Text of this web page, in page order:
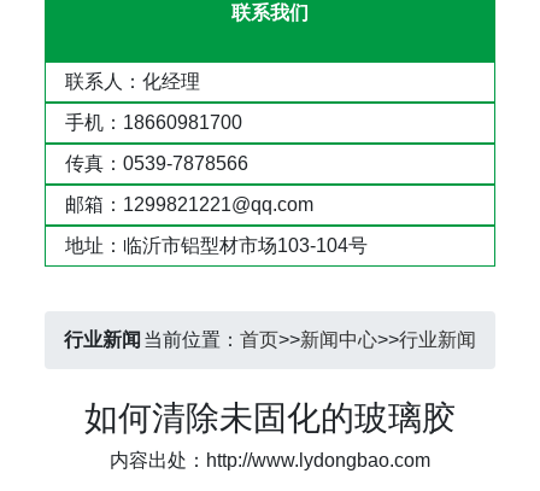
联系我们
联系人：化经理
手机：18660981700
传真：0539-7878566
邮箱：1299821221@qq.com
地址：临沂市铝型材市场103-104号
行业新闻 当前位置： 首页>>新闻中心>>行业新闻
如何清除未固化的玻璃胶
内容出处：http://www.lydongbao.com